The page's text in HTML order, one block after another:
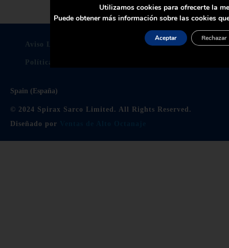
Aviso Legal Politica De Privacidad
Política de Cookies
Spain (España)
© 2024 Spirax Sarco Limited. All Rights Reserved.
Diseñado por
Utilizamos cookies para ofrecerte la
Puede obtener más información sobre las cookies
Aceptar Rechazar